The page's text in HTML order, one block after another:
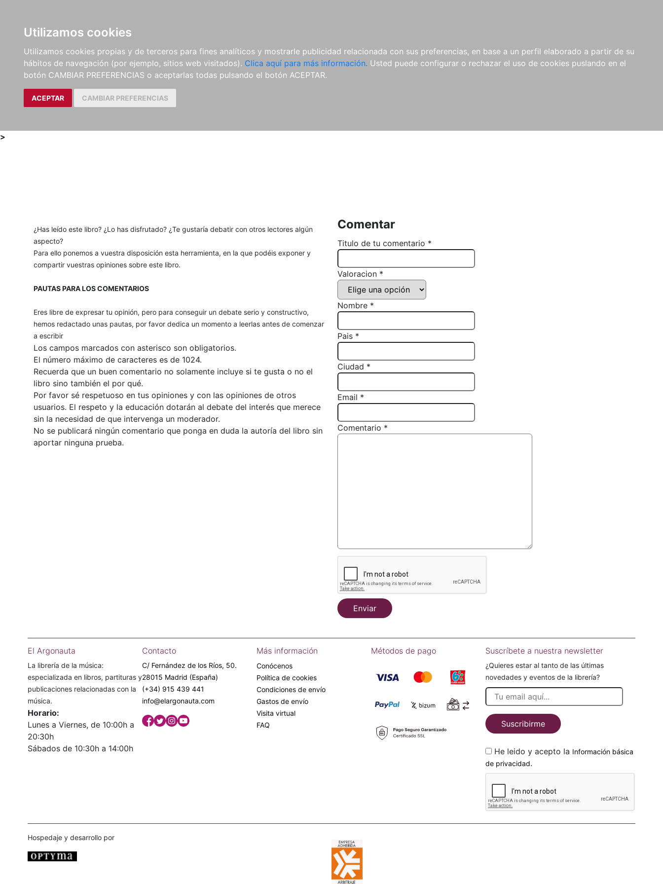
Utilizamos cookies
Utilizamos cookies propias y de terceros para fines analíticos y mostrarle publicidad relacionada con sus preferencias, en base a un perfil elaborado a partir de su
hábitos de navegación (por ejemplo, sitios web visitados). Clica aquí para más información. Usted puede configurar o rechazar el uso de cookies puslando en el
botón CAMBIAR PREFERENCIAS o aceptarlas todas pulsando el botón ACEPTAR.
ACEPTAR CAMBIAR PREFERENCIAS
LIBROS
MÉTODOS Y
EJERCICIOS
PARTITURAS Y EDICIONES
CRÍTICAS
REVISTAS
CDS Y
DVDS
MATERIAL
COMPLEMENTARIO
NOVEDADES NOTICIAS
COMPRAS
INSTITUCIONALES
>
¿Has leído este libro? ¿Lo has disfrutado? ¿Te gustaría debatir con otros lectores algún
aspecto?
Para ello ponemos a vuestra disposición esta herramienta, en la que podéis exponer y
compartir vuestras opiniones sobre este libro.
PAUTAS PARA LOS COMENTARIOS
Eres libre de expresar tu opinión, pero para conseguir un debate serio y constructivo,
hemos redactado unas pautas, por favor dedica un momento a leerlas antes de comenzar
a escribir
Los campos marcados con asterisco son obligatorios.
El número máximo de caracteres es de 1024.
Recuerda que un buen comentario no solamente incluye si te gusta o no el
libro sino también el por qué.
Por favor sé respetuoso en tus opiniones y con las opiniones de otros
usuarios. El respeto y la educación dotarán al debate del interés que merece
sin la necesidad de que intervenga un moderador.
No se publicará ningún comentario que ponga en duda la autoría del libro sin
aportar ninguna prueba.
Comentar
Titulo de tu comentario *
Valoracion *
Nombre *
Pais *
Ciudad *
Email *
Comentario *
Enviar
El Argonauta
La librería de la música:
especializada en libros, partituras y
publicaciones relacionadas con la
música.
Horario:
Lunes a Viernes, de 10:00h a
20:30h
Sábados de 10:30h a 14:00h
Contacto
C/ Fernández de los Ríos, 50.
28015 Madrid (España)
(+34) 915 439 441
info@elargonauta.com
Más información
Conócenos
Política de cookies
Condiciones de envío
Gastos de envío
Visita virtual
FAQ
Métodos de pago Suscríbete a nuestra newsletter
¿Quieres estar al tanto de las últimas
novedades y eventos de la librería?
Suscribirme
He leido y acepto la Información básica
de privacidad.
Hospedaje y desarrollo por